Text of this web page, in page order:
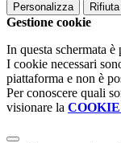
Personalizza
Gestione cookie
In questa schermata
I cookie necessari
piattaforma e non è
Per conoscere quali
visionare la